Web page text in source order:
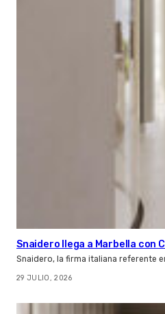
Snaidero llega a Marbella con
Snaidero, la firma italiana referente
29 JULIO, 2026